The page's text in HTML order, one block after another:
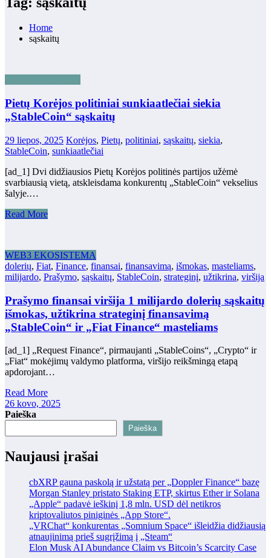
Home
sąskaitų
Pietų Korėjos politiniai sunkiaatlečiai siekia
„StableCoin“ sąskaitų
29 liepos, 2025 Korėjos, Pietų, politiniai, sąskaitų, siekia,
StableCoin, sunkiaatlečiai
[ad_1] Dvi didžiausios Pietų Korėjos politinės partijos užėmė
svarbiausią vietą, atskleisdama konkurentų „StableCoin“ vekselius
šalyje.…
Read More
WEB3 EKOSISTEMA
dolerių, Fiat, Finance, finansai, finansavimą, išmokas, masteliams,
milijardo, Prašymo, sąskaitų, StableCoin, strateginį, užtikrina, viršija
Prašymo finansai viršija 1 milijardo dolerių sąskaitų
išmokas, užtikrina strateginį finansavimą
„StableCoin“ ir „Fiat Finance“ masteliams
[ad_1] „Request Finance“, pirmaujanti „StableCoins“, „Crypto“ ir
„Fiat“ mokėjimų valdymo platforma, viršijo reikšmingą etapą
apdorojant…
Read More
26 kovo, 2025
Paieška
Paieška
Naujausi įrašai
cbXRP gauna paskolą ir užstatą per „Doppler Finance“ bazę
Morgan Stanley pristato Staking ETP, skirtus Ether ir Solana
„Apple“ padavė ieškinį 1,8 mln. USD dėl netikros
kriptovaliutos piniginės „App Store“.
„VRChat“ konkurentas „Somnium Space“ išleidžia didžiausią
atnaujinimą prieš sugrįžimą į „Steam“
Elon Musk AI Abundance Claim vs Bitcoin’s Scarcity Case